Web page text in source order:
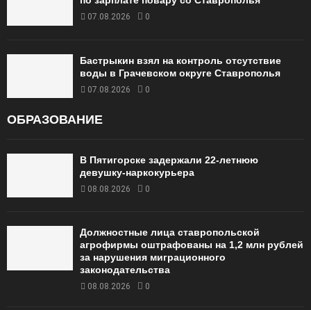
07.08.2026 0
Бастрыкин взял на контроль отсутствие
воды в Грачевском округе Ставрополья
07.08.2026 0
ОБРАЗОВАНИЕ
В Пятигорске задержали 22-летнюю
девушку-наркокурьера
08.08.2026 0
Должностные лица ставропольской
агрофирмы оштрафованы на 1,2 млн рублей
за нарушения миграционного
законодательства
08.08.2026 0